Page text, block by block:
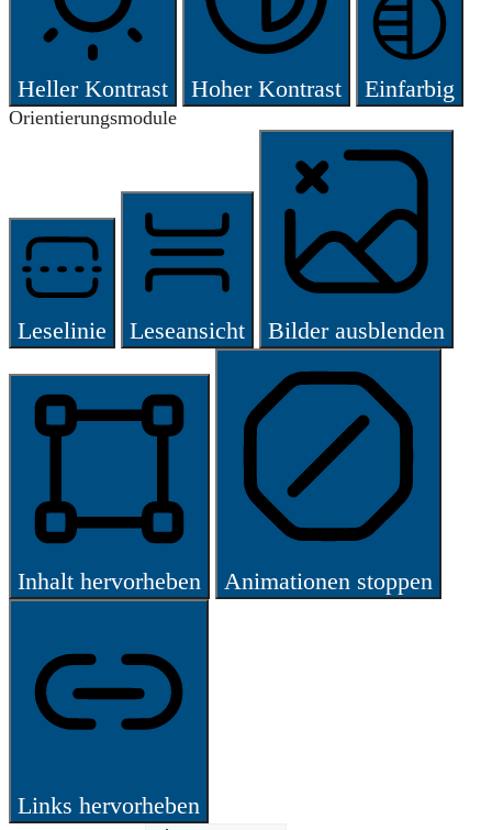
Heller Kontrast Hoher Kontrast Einfarbig
Orientierungsmodule
Leselinie Leseansicht Bilder ausblenden
Inhalt hervorheben Animationen stoppen
Links hervorheben